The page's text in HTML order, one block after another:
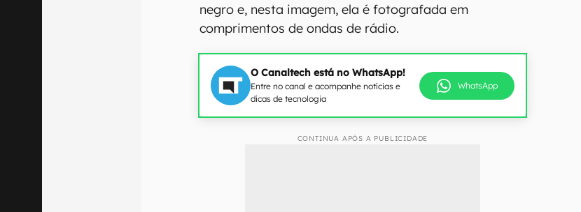
negro e, nesta imagem, ela é fotografada em
comprimentos de ondas de rádio.
O Canaltech está no WhatsApp!
Entre no canal e acompanhe notícias e
dicas de tecnologia
WhatsApp
CONTINUA APÓS A PUBLICIDADE